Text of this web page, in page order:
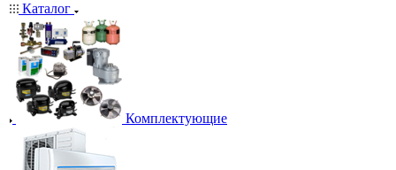
Каталог
Комплектующие